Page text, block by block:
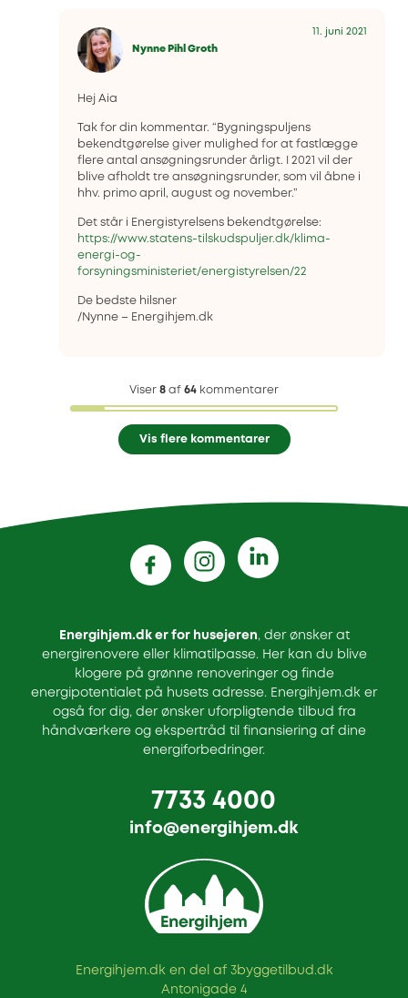
Nynne Pihl Groth
11. juni 2021
Hej Aia
Tak for din kommentar. “Bygningspuljens
bekendtgørelse giver mulighed for at fastlægge
flere antal ansøgningsrunder årligt. I 2021 vil der
blive afholdt tre ansøgningsrunder, som vil åbne i
hhv. primo april, august og november.”
Det står i Energistyrelsens bekendtgørelse:
https://www.statens-tilskudspuljer.dk/klima-
energi-og-
forsyningsministeriet/energistyrelsen/22
De bedste hilsner
/Nynne – Energihjem.dk
Viser 8 af 64 kommentarer
Vis flere kommentarer
Energihjem.dk er for husejeren, der ønsker at
energirenovere eller klimatilpasse. Her kan du blive
klogere på grønne renoveringer og finde
energipotentialet på husets adresse. Energihjem.dk er
også for dig, der ønsker uforpligtende tilbud fra
håndværkere og ekspertråd til finansiering af dine
energiforbedringer.
7733 4000
info@energihjem.dk
Energihjem.dk en del af 3byggetilbud.dk
Antonigade 4